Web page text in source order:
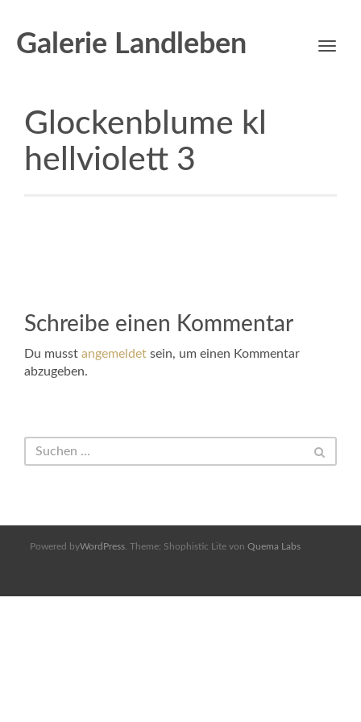
Galerie Landleben
Toggle
Glockenblume kl
hellviolett 3
Schreibe einen Kommentar
Du musst angemeldet sein, um einen Kommentar
abzugeben.
Powered byWordPress . Theme: Shophistic Lite von Quema Labs